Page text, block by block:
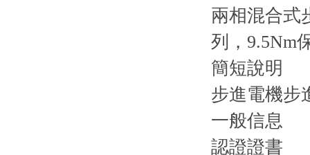
兩相混合式
列，9.5Nm
簡短說明
步進電機步
一般信息
認證證書